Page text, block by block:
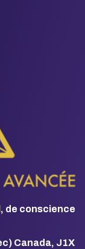
de conscience
Canada, J1X